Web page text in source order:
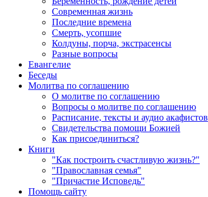
Современная жизнь
Последние времена
Смерть, усопшие
Колдуны, порча, экстрасенсы
Разные вопросы
Евангелие
Беседы
Молитва по соглашению
О молитве по соглашению
Вопросы о молитве по соглашению
Расписание, тексты и аудио акафистов
Свидетельства помощи Божией
Как присоединиться?
Книги
"Как построить счастливую жизнь?"
"Православная семья"
"Причастие Исповедь"
Помощь сайту